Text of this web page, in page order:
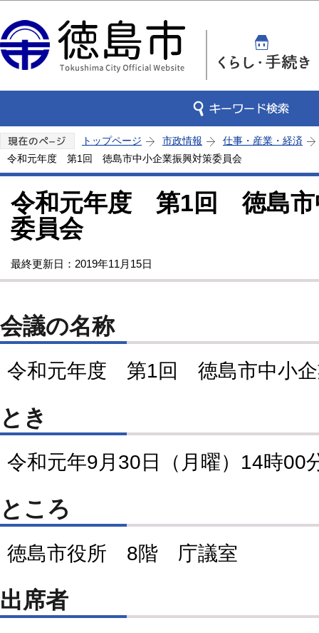
トップページ 市政情報
仕事・産業・経済
令和元年度 第1回 徳島市中小企業振興対策委員会
令和元年度 第1回 徳島市
委員会
最終更新日：2019年11月15日
会議の名称
令和元年度 第1回 徳島市中小企
とき
令和元年9月30日（月曜）14時00
ところ
徳島市役所 8階 庁議室
出席者